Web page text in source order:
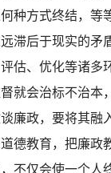
种方式终结，
滞后于现实的
估、优化等诸
就会治标不治本
廉政，要将其融
德教育，把廉
不仅会使一个